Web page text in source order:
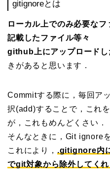
gitignoreとは
ローカル上でのみ必要な
記載したファイル等々
github上にアップロードし
きがあると思います．
Commitする際に，毎回ア
択(add)することで，これ
が，これもめんどくさい．
そんなときに，Git ignore
これにより， .gitignore内
でgit対象から除外してくれ